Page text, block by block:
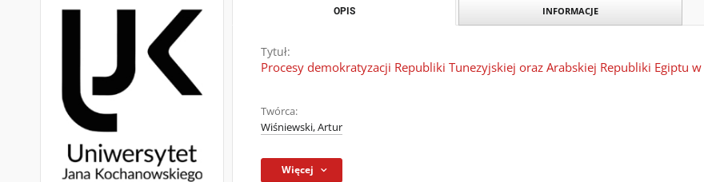
OPIS INFORMACJE
Tytuł:
Procesy demokratyzacji Republiki Tunezyjskiej oraz Arabskiej Republiki Egiptu
Twórca:
Wiśniewski, Artur
Więcej